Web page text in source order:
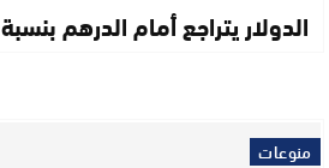
الدولار يتراجع أمام الدرهم بنسبة 0,42% خلال أسبوع
منوعات